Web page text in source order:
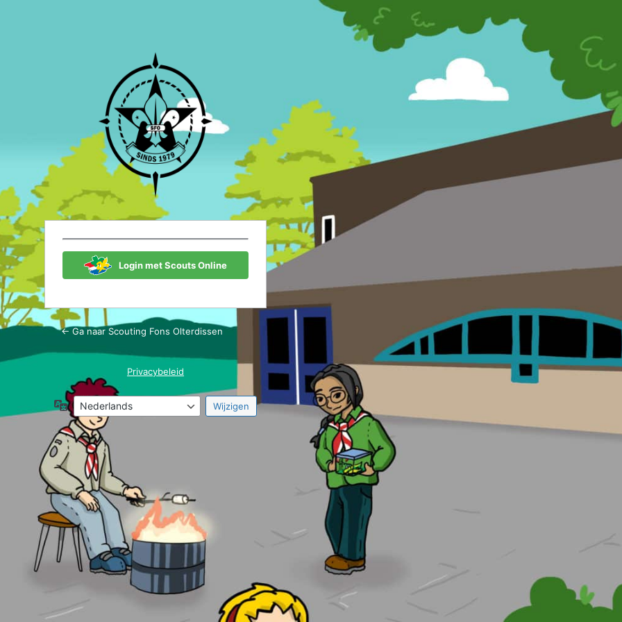
Scouting Fons Olterdissen
Login met Scouts Online
← Ga naar Scouting Fons Olterdissen
Privacybeleid
Taal